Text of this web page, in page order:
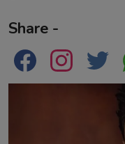
Event
Contact
Share -